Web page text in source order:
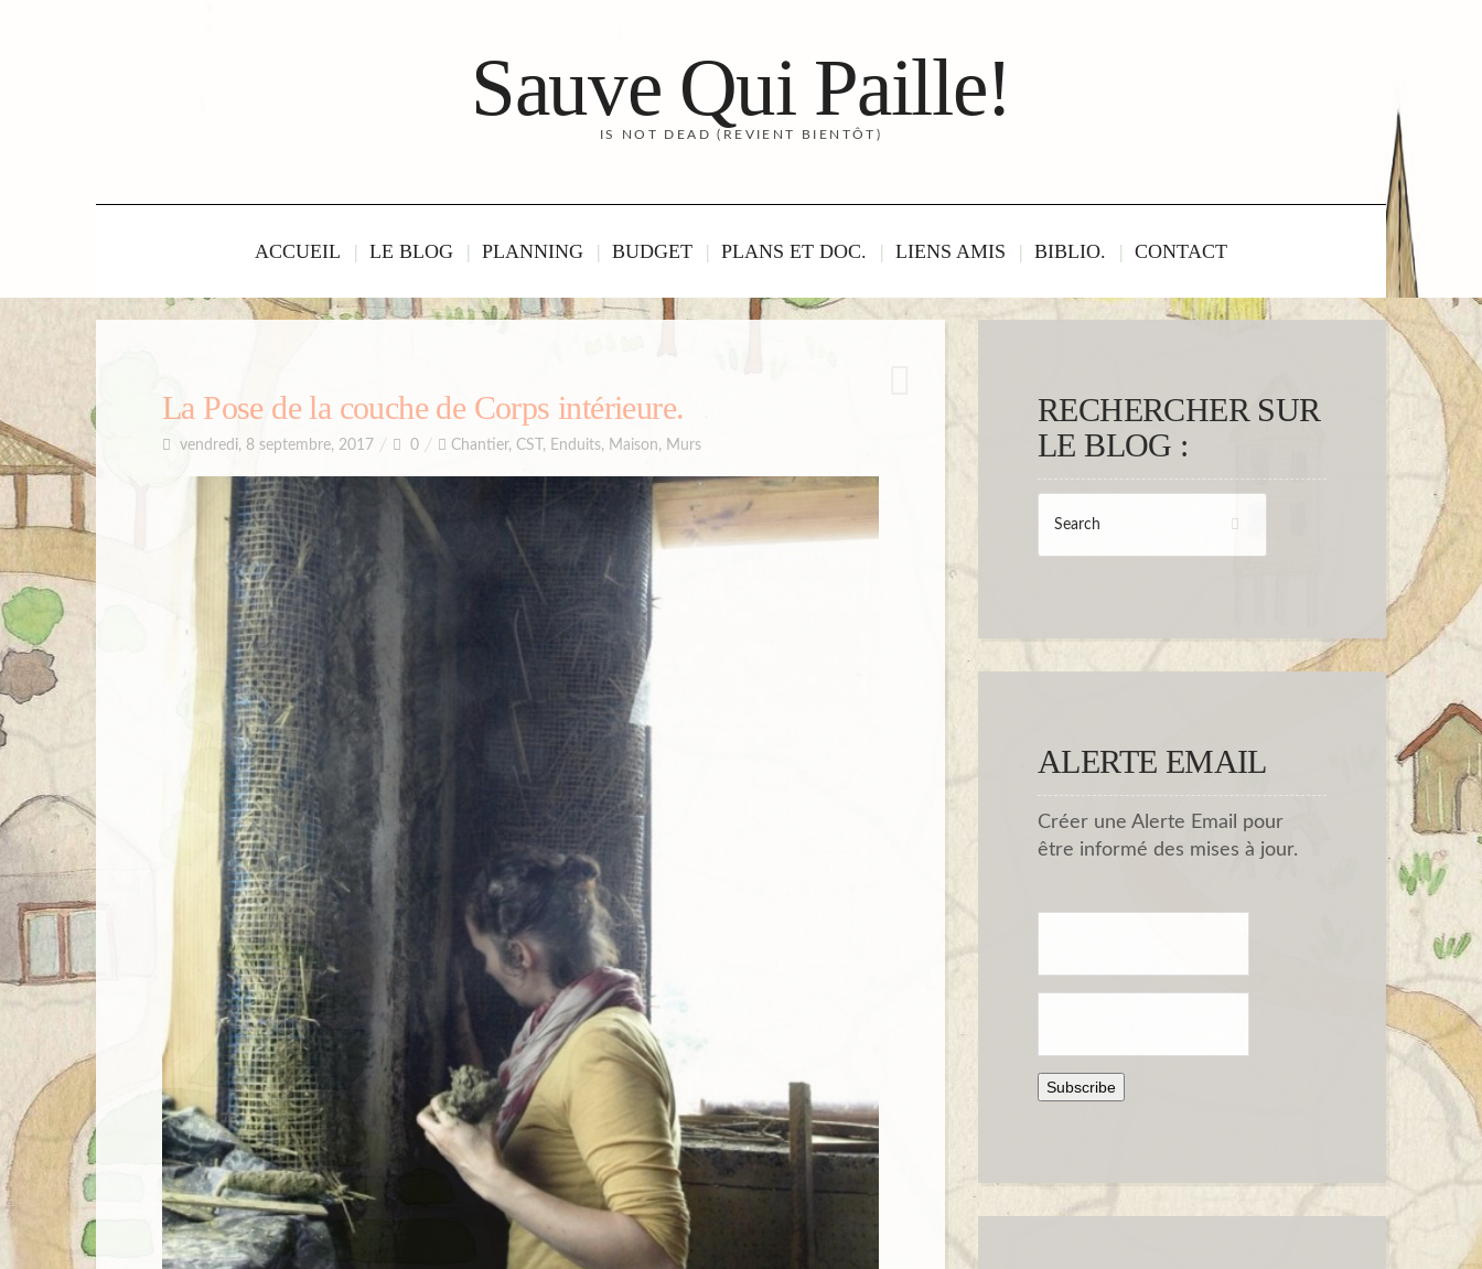
Sauve Qui Paille!
IS NOT DEAD (REVIENT BIENTÔT)
ACCUEIL LE BLOG PLANNING BUDGET PLANS ET DOC. LIENS AMIS BIBLIO. CONTACT
La Pose de la couche de Corps intérieure.
vendredi, 8 septembre, 2017 0 Chantier, CST , Enduits, Maison, Murs
RECHERCHER SUR
LE BLOG :
ALERTE EMAIL
Créer une Alerte Email pour
être informé des mises à jour.